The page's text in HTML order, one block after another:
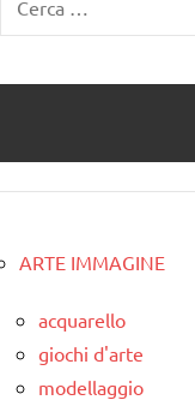
per:
ARTE IMMAGINE
acquarello
giochi d'arte
modellaggio